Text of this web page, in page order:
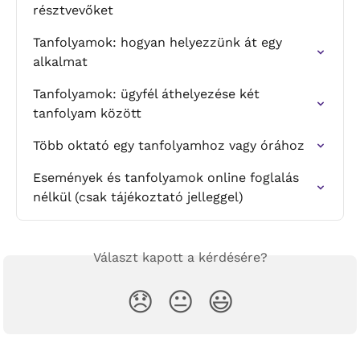
résztvevőket
Tanfolyamok: hogyan helyezzünk át egy
alkalmat
Tanfolyamok: ügyfél áthelyezése két
tanfolyam között
Több oktató egy tanfolyamhoz vagy órához
Események és tanfolyamok online foglalás
nélkül (csak tájékoztató jelleggel)
Választ kapott a kérdésére?
😞 😐 😃